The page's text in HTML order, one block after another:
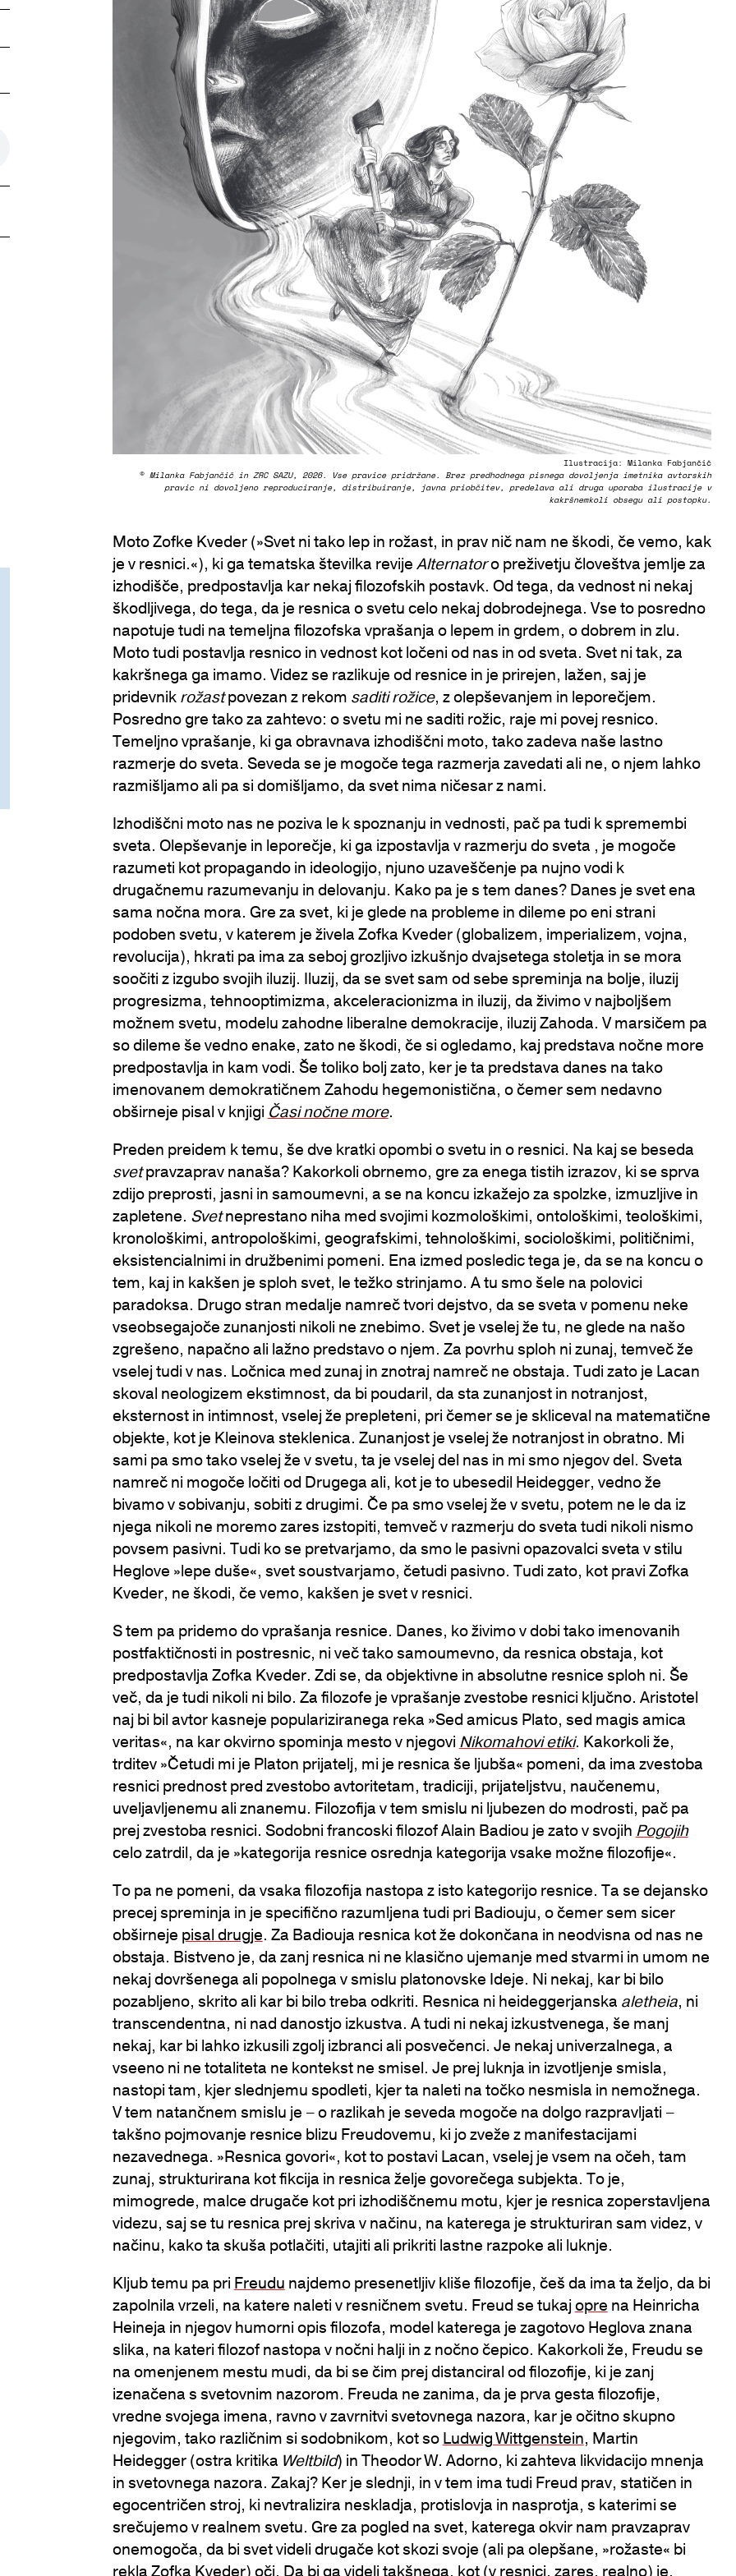
Ilustracija: Milanka Fabjančič
©Milanka Fabjančič in ZRC SAZU, 2026. Vse pravice pridržane. Brez predhodnega pisnega dovoljenja imetnika avtorskih
pravic ni dovoljeno reproduciranje, distribuiranje, javna priobčitev, predelava ali druga uporaba ilustracije v
kakršnemkoli obsegu ali postopku.
Moto Zofke Kveder (»Svet ni tako lep in rožast, in prav nič nam ne škodi, če vemo, kak
je v resnici.«), ki ga tematska številka revijeAlternatoro preživetju človeštva jemlje za
izhodišče, predpostavlja kar nekaj filozofskih postavk. Od tega, da vednost ni nekaj
škodljivega, do tega, da je resnica o svetu celo nekaj dobrodejnega. Vse to posredno
napotuje tudi na temeljna filozofska vprašanja o lepem in grdem, o dobrem in zlu.
Moto tudi postavlja resnico in vednost kot ločeni od nas in od sveta. Svet ni tak, za
kakršnega ga imamo. Videz se razlikuje od resnice in je prirejen, lažen, saj je
pridevnikrožastpovezan z rekom saditi rožice, z olepševanjem in leporečjem.
Posredno gre tako za zahtevo: o svetu mi ne saditi rožic, raje mi povej resnico.
Temeljno vprašanje, ki ga obravnava izhodiščni moto, tako zadeva naše lastno
razmerje do sveta. Seveda se je mogoče tega razmerja zavedati ali ne, o njem lahko
razmišljamo ali pa si domišljamo, da svet nima ničesar z nami.
Izhodiščni moto nas ne poziva le k spoznanju in vednosti, pač pa tudi k spremembi
sveta. Olepševanje in leporečje, ki ga izpostavlja v razmerju do sveta , je mogoče
razumeti kot propagando in ideologijo, njuno uzaveščenje pa nujno vodi k
drugačnemu razumevanju in delovanju. Kako pa je s tem danes? Danes je svet ena
sama nočna mora. Gre za svet, ki je glede na probleme in dileme po eni strani
podoben svetu, v katerem je živela Zofka Kveder (globalizem, imperializem, vojna,
revolucija), hkrati pa ima za seboj grozljivo izkušnjo dvajsetega stoletja in se mora
soočiti z izgubo svojih iluzij. Iluzij, da se svet sam od sebe spreminja na bolje, iluzij
progresizma, tehnooptimizma, akceleracionizma in iluzij, da živimo v najboljšem
možnem svetu, modelu zahodne liberalne demokracije, iluzij Zahoda. V marsičem pa
so dileme še vedno enake, zato ne škodi, če si ogledamo, kaj predstava nočne more
predpostavlja in kam vodi. Še toliko bolj zato, ker je ta predstava danes na tako
imenovanem demokratičnem Zahodu hegemonistična, o čemer sem nedavno
obširneje pisal v knjigi Časi nočne more.
Preden preidem k temu, še dve kratki opombi o svetu in o resnici. Na kaj se beseda
svetpravzaprav nanaša? Kakorkoli obrnemo, gre za enega tistih izrazov, ki se sprva
zdijo preprosti, jasni in samoumevni, a se na koncu izkažejo za spolzke, izmuzljive in
zapletene. Svetneprestano niha med svojimi kozmološkimi, ontološkimi, teološkimi,
kronološkimi, antropološkimi, geografskimi, tehnološkimi, sociološkimi, političnimi,
eksistencialnimi in družbenimi pomeni. Ena izmed posledic tega je, da se na koncu o
tem, kaj in kakšen je sploh svet, le težko strinjamo. A tu smo šele na polovici
paradoksa. Drugo stran medalje namreč tvori dejstvo, da se sveta v pomenu neke
vseobsegajoče zunanjosti nikoli ne znebimo. Svet je vselej že tu, ne glede na našo
zgrešeno, napačno ali lažno predstavo o njem. Za povrhu sploh ni zunaj, temveč že
vselej tudi v nas. Ločnica med zunaj in znotraj namreč ne obstaja. Tudi zato je Lacan
skoval neologizem ekstimnost, da bi poudaril, da sta zunanjost in notranjost,
eksternost in intimnost, vselej že prepleteni, pri čemer se je skliceval na matematične
objekte, kot je Kleinova steklenica. Zunanjost je vselej že notranjost in obratno. Mi
sami pa smo tako vselej že v svetu, ta je vselej del nas in mi smo njegov del. Sveta
namreč ni mogoče ločiti od Drugega ali, kot je to ubesedil Heidegger, vedno že
bivamo v sobivanju, sobiti z drugimi. Če pa smo vselej že v svetu, potem ne le da iz
njega nikoli ne moremo zares izstopiti, temveč v razmerju do sveta tudi nikoli nismo
povsem pasivni. Tudi ko se pretvarjamo, da smo le pasivni opazovalci sveta v stilu
Heglove »lepe duše«, svet soustvarjamo, četudi pasivno. Tudi zato, kot pravi Zofka
Kveder, ne škodi, če vemo, kakšen je svet v resnici.
S tem pa pridemo do vprašanja resnice. Danes, ko živimo v dobi tako imenovanih
postfaktičnosti in postresnic, ni več tako samoumevno, da resnica obstaja, kot
predpostavlja Zofka Kveder. Zdi se, da objektivne in absolutne resnice sploh ni. Še
več, da je tudi nikoli ni bilo. Za filozofe je vprašanje zvestobe resnici ključno. Aristotel
naj bi bil avtor kasneje populariziranega reka »Sed amicus Plato, sed magis amica
veritas«, na kar okvirno spominja mesto v njegovi Nikomahovi etiki. Kakorkoli že,
trditev »Četudi mi je Platon prijatelj, mi je resnica še ljubša« pomeni, da ima zvestoba
resnici prednost pred zvestobo avtoritetam, tradiciji, prijateljstvu, naučenemu,
uveljavljenemu ali znanemu. Filozofija v tem smislu ni ljubezen do modrosti, pač pa
prej zvestoba resnici. Sodobni francoski filozof Alain Badiou je zato v svojih Pogojih
celo zatrdil, da je »kategorija resnice osrednja kategorija vsake možne filozofije«.
To pa ne pomeni, da vsaka filozofija nastopa z isto kategorijo resnice. Ta se dejansko
precej spreminja in je specifično razumljena tudi pri Badiouju, o čemer sem sicer
obširneje pisal drugje. Za Badiouja resnica kot že dokončana in neodvisna od nas ne
obstaja. Bistveno je, da zanj resnica ni ne klasično ujemanje med stvarmi in umom ne
nekaj dovršenega ali popolnega v smislu platonovske Ideje. Ni nekaj, kar bi bilo
pozabljeno, skrito ali kar bi bilo treba odkriti. Resnica ni heideggerjanska aletheia, ni
transcendentna, ni nad danostjo izkustva. A tudi ni nekaj izkustvenega, še manj
nekaj, kar bi lahko izkusili zgolj izbranci ali posvečenci. Je nekaj univerzalnega, a
vseeno ni ne totaliteta ne kontekst ne smisel. Je prej luknja in izvotljenje smisla,
nastopi tam, kjer slednjemu spodleti, kjer ta naleti na točko nesmisla in nemožnega.
V tem natančnem smislu je – o razlikah je seveda mogoče na dolgo razpravljati –
takšno pojmovanje resnice blizu Freudovemu, ki jo zveže z manifestacijami
nezavednega. »Resnica govori«, kot to postavi Lacan, vselej je vsem na očeh, tam
zunaj, strukturirana kot fikcija in resnica želje govorečega subjekta. To je,
mimogrede, malce drugače kot pri izhodiščnemu motu, kjer je resnica zoperstavljena
videzu, saj se tu resnica prej skriva v načinu, na katerega je strukturiran sam videz, v
načinu, kako ta skuša potlačiti, utajiti ali prikriti lastne razpoke ali luknje.
Kljub temu pa pri Freudu najdemo presenetljiv kliše filozofije, češ da ima ta željo, da bi
zapolnila vrzeli, na katere naleti v resničnem svetu. Freud se tukajopre na Heinricha
Heineja in njegov humorni opis filozofa, model katerega je zagotovo Heglova znana
slika, na kateri filozof nastopa v nočni halji in z nočno čepico. Kakorkoli že, Freudu se
na omenjenem mestu mudi, da bi se čim prej distanciral od filozofije, ki je zanj
izenačena s svetovnim nazorom. Freuda ne zanima, da je prva gesta filozofije,
vredne svojega imena, ravno v zavrnitvi svetovnega nazora, kar je očitno skupno
njegovim, tako različnim si sodobnikom, kot soLudwig Wittgenstein, Martin
Heidegger (ostra kritika Weltbild) in Theodor W. Adorno, ki zahteva likvidacijo mnenja
in svetovnega nazora. Zakaj? Ker je slednji, in v tem ima tudi Freud prav, statičen in
egocentričen stroj, ki nevtralizira neskladja, protislovja in nasprotja, s katerimi se
srečujemo v realnem svetu. Gre za pogled na svet, katerega okvir nam pravzaprav
onemogoča, da bi svet videli drugače kot skozi svoje (ali pa olepšane, »rožaste« bi
rekla Zofka Kveder) oči. Da bi ga videli takšnega, kot (v resnici, zares, realno) je.